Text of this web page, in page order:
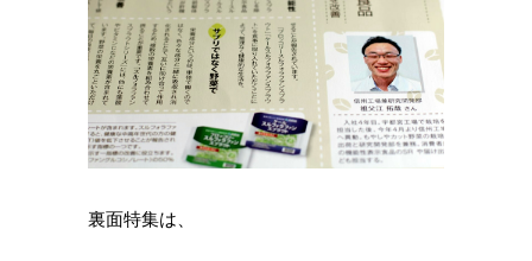
裏面特集は、